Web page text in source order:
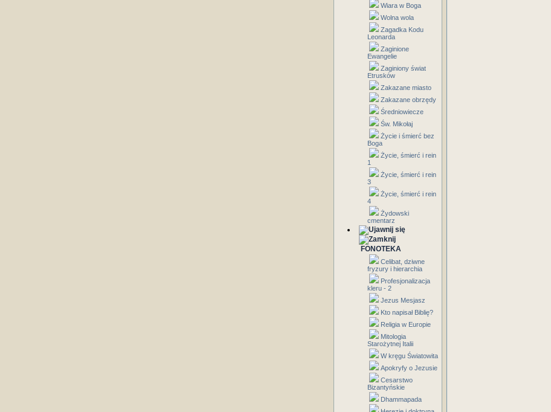
Wiara w Boga
Wolna wola
Zagadka Kodu
Leonarda
Zaginione
Ewangelie
Zaginiony świat
Etrusków
Zakazane miasto
Zakazane obrzędy
Średniowiecze
Św. Mikołaj
Życie i śmierć bez
Boga
Życie, śmierć i rein
1
Życie, śmierć i rein
3
Życie, śmierć i rein
4
Żydowski
cmentarz
FONOTEKA
Celibat, dziwne
fryzury i hierarchia
Profesjonalizacja
kleru - 2
Jezus Mesjasz
Kto napisał Biblię?
Religia w Europie
Mitologia
Starożytnej Italii
W kręgu Światowita
Apokryfy o Jezusie
Cesarstwo
Bizantyńskie
Dhammapada